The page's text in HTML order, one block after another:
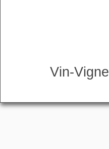
Vin-